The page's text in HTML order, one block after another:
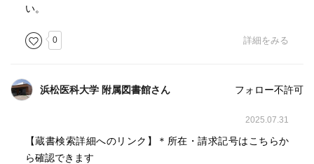
い。
0 詳細をみる
浜松医科大学 附属図書館さん フォロー不許可
2025.07.31
【蔵書検索詳細へのリンク】＊所在・請求記号はこちらか
ら確認できます